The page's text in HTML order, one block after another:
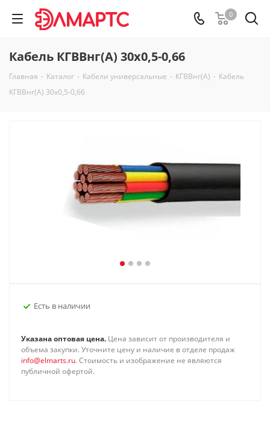
0
Кабель КГВВнг(А) 30х0,5-0,66
Главная - Каталог - Кабели универсальные - КГВВнг(А) - Кабель
КГВВнг(А) 30х0,5-0,66
Есть в наличии
Указана оптовая цена. Цена зависит от производителя и
объема закупки. Уточните цену и наличие в отделе продаж
info@elmarts.ru. Стоимость и изображение не являются
публичной офертой.